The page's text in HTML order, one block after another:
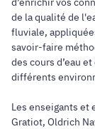
de la qualité de
fluviale,
savoir-faire
des cours d’eau
différents
Les enseigants et
Gratiot, Oldrich